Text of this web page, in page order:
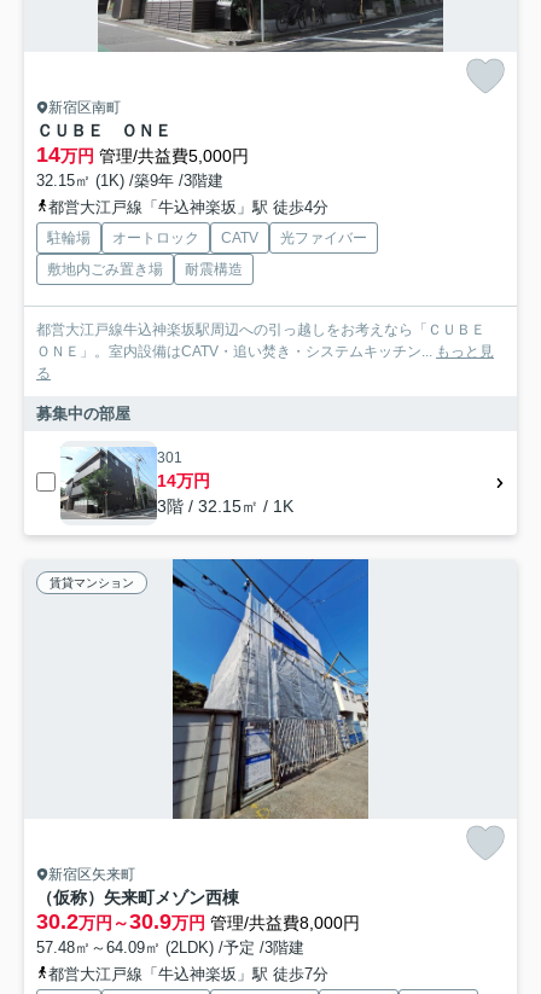
新宿区南町
ＣＵＢＥ ＯＮＥ
14万円 管理/共益費5,000円
32.15㎡ (1K) /築9年 /3階建
都営大江戸線「牛込神楽坂」駅 徒歩4分
駐輪場 オートロック CATV
光ファイバー
敷地内ごみ置き場
耐震構造
都営大江戸線牛込神楽坂駅周辺への引っ越しをお考えなら「ＣＵＢＥ
ＯＮＥ」。室内設備はCATV・追い焚き・システムキッチン... もっと見
る
募集中の部屋
301
14万円
3階 / 32.15㎡ / 1K
賃貸マンション
新宿区矢来町
（仮称）矢来町メゾン西棟
30.2万円～30.9万円 管理/共益費8,000円
57.48㎡～64.09㎡ (2LDK) /予定 /3階建
都営大江戸線「牛込神楽坂」駅 徒歩7分